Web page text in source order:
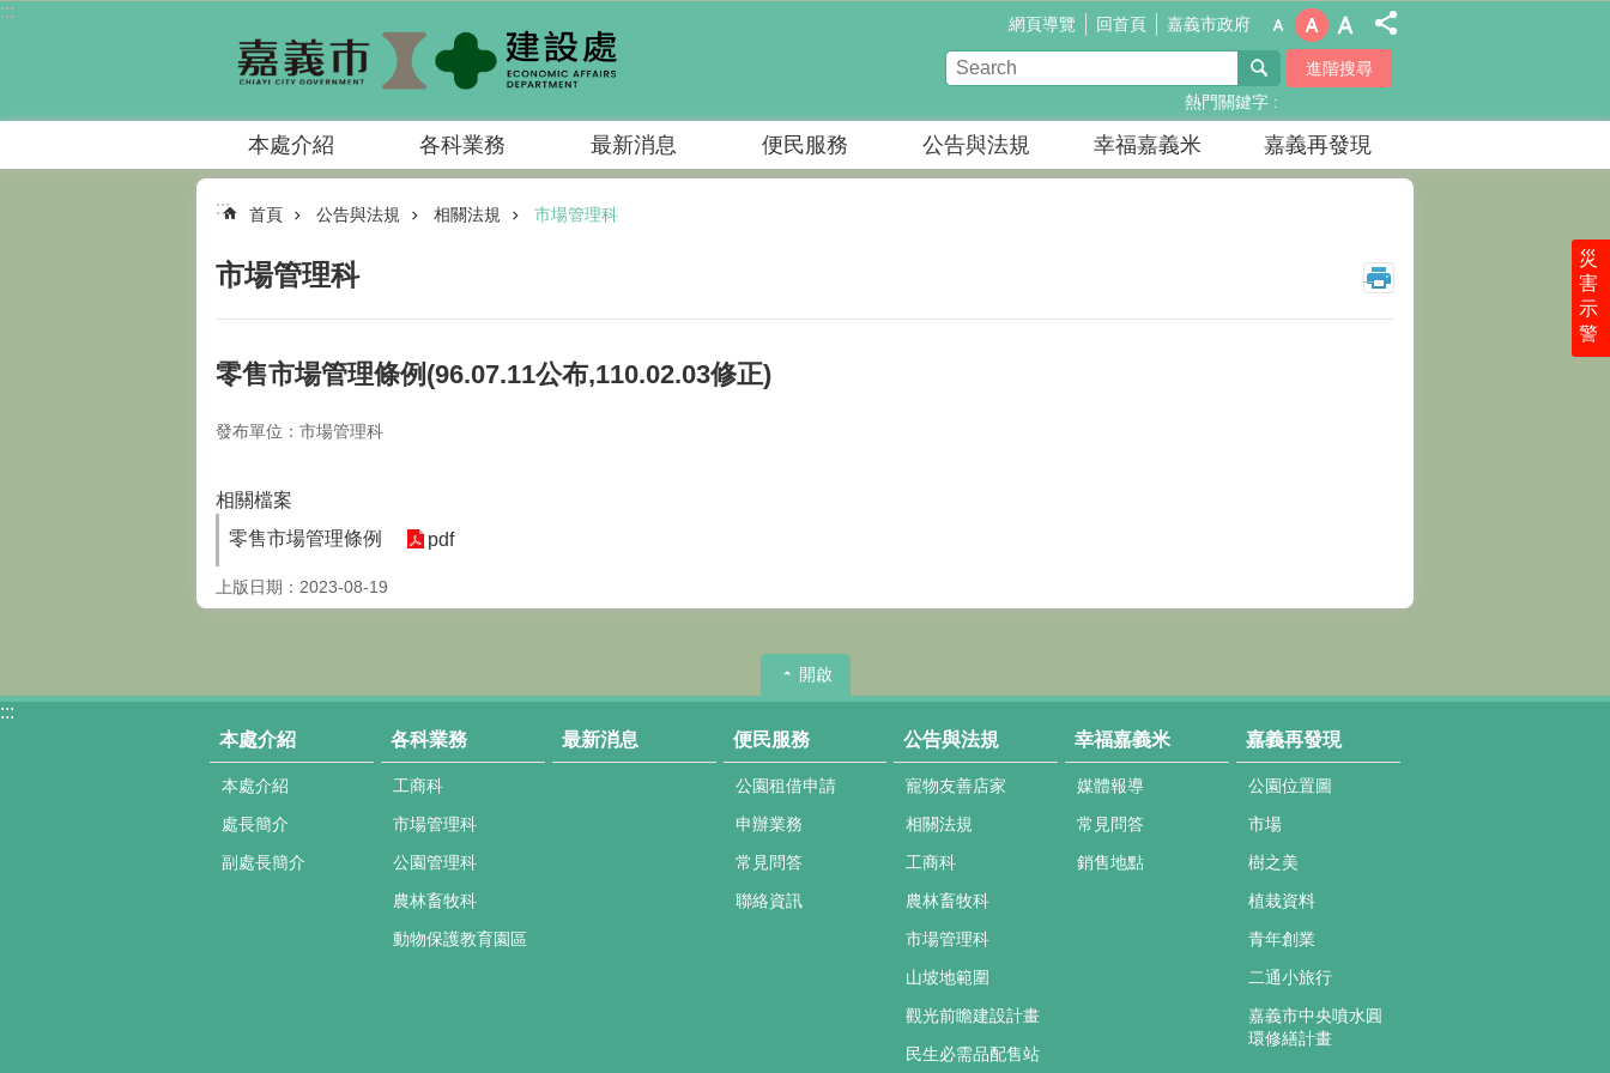
跳到主要內容區塊
災
害
示
警
:::
網頁導覽 回首頁 嘉義市政府
進階搜尋
熱門關鍵字
本處介紹 各科業務 最新消息 便民服務 公告與法規 幸福嘉義米 嘉義再發現
::: 首頁 公告與法規 相關法規 市場管理科
市場管理科 _
零售市場管理條例(96.07.11公布,110.02.03修正)
發布單位：市場管理科
相關檔案
零售市場管理條例
pdf
上版日期：2023-08-19
開啟
:::
本處介紹
本處介紹
處長簡介
副處長簡介
各科業務
工商科
市場管理科
公園管理科
農林畜牧科
動物保護教育園區
最新消息 便民服務
公園租借申請
申辦業務
常見問答
聯絡資訊
公告與法規
寵物友善店家
相關法規
工商科
農林畜牧科
市場管理科
山坡地範圍
觀光前瞻建設計畫
民生必需品配售站
幸福嘉義米
媒體報導
常見問答
銷售地點
嘉義再發現
公園位置圖
市場
樹之美
植栽資料
青年創業
二通小旅行
嘉義市中央噴水圓
環修繕計畫